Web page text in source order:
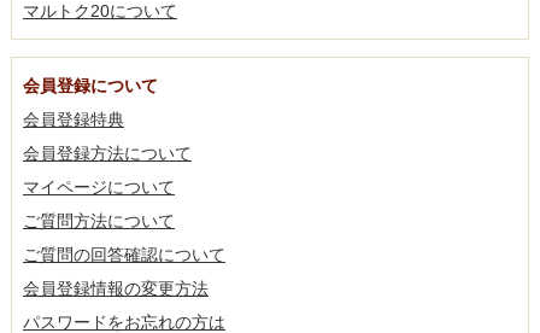
マルトク20について
会員登録について
会員登録特典
会員登録方法について
マイページについて
ご質問方法について
ご質問の回答確認について
会員登録情報の変更方法
パスワードをお忘れの方は